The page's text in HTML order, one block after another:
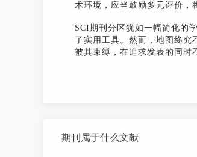
术环境，应当鼓励多元评价，
SCI期刊分区犹如一幅简化的
了实用工具。然而，地图终究
被其束缚，在追求发表的同时
期刊属于什么文献